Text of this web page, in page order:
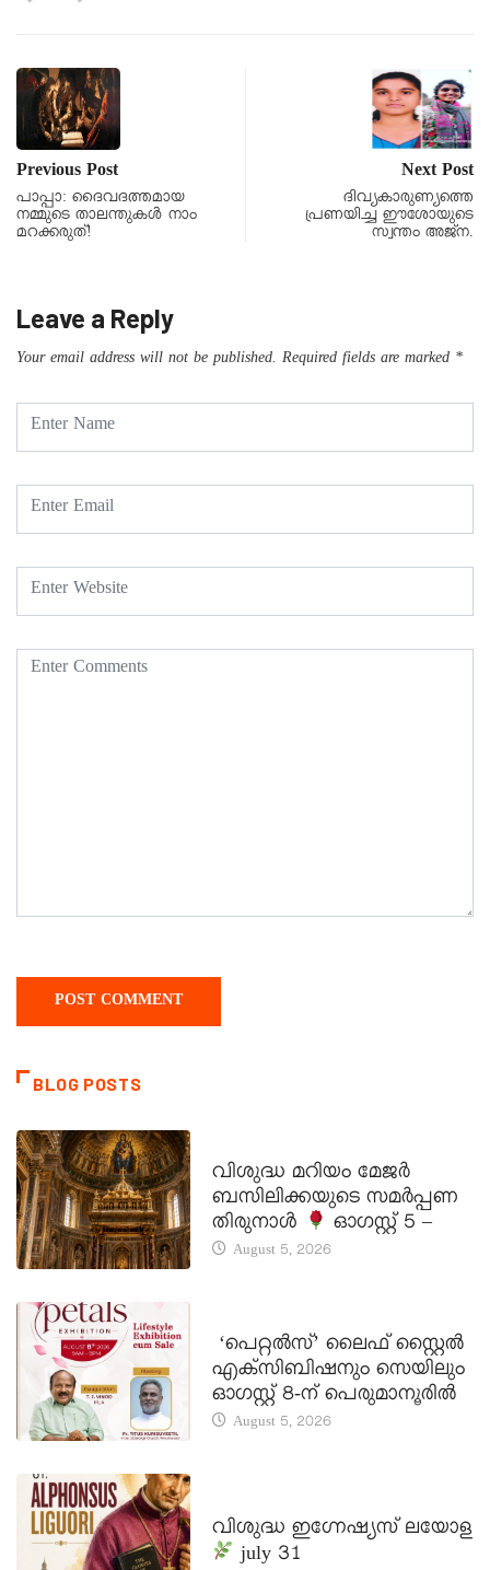
Previous Post
പാപ്പാ: ദൈവദത്തമായ
നമ്മുടെ താലന്തുകൾ നാം
മറക്കരുത്!
Next Post
ദിവ്യകാരുണ്യത്തെ
പ്രണയിച്ച ഈശോയുടെ
സ്വന്തം അജ്ന.
Leave a Reply
Your email address will not be published. Required fields are marked *
BLOG POSTS
വിശുദ്ധ മറിയം മേജർ
ബസിലിക്കയുടെ സമർപ്പണ
തിരുനാൾ
ഓഗസ്റ്റ് 5 –
August 5, 2026
‘പെറ്റൽസ്’ ലൈഫ് സ്റ്റൈൽ
എക്സിബിഷനും സെയിലും
ഓഗസ്റ്റ് 8-ന് പെരുമാനൂരിൽ
August 5, 2026
വിശുദ്ധ ഇഗ്നേഷ്യസ് ലയോള
july 31